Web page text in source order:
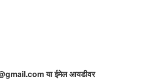
या ईमेल आयडीवर